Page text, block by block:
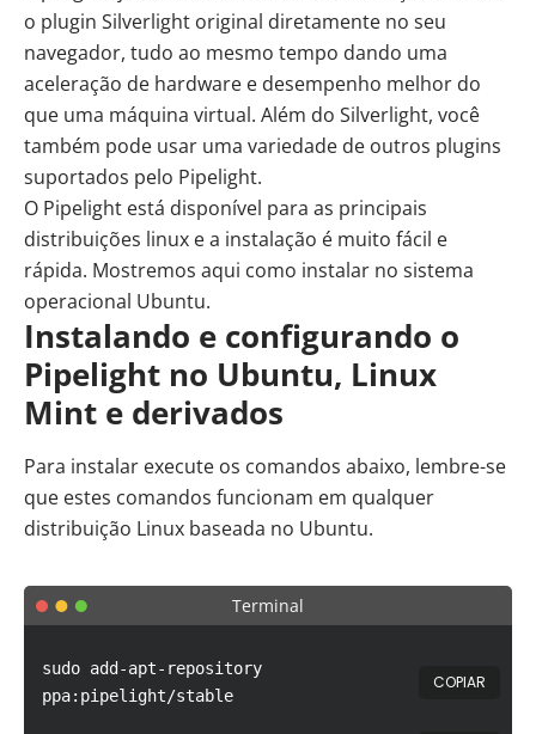
o plugin Silverlight original diretamente no seu
navegador, tudo ao mesmo tempo dando uma
aceleração de hardware e desempenho melhor do
que uma máquina virtual. Além do Silverlight, você
também pode usar uma variedade de outros plugins
suportados pelo Pipelight.
O Pipelight está disponível para as principais
distribuições linux e a instalação é muito fácil e
rápida. Mostremos aqui como instalar no sistema
operacional Ubuntu.
Instalando e configurando o
Pipelight no Ubuntu, Linux
Mint e derivados
Para instalar execute os comandos abaixo, lembre-se
que estes comandos funcionam em qualquer
distribuição Linux baseada no Ubuntu.
Terminal
sudo add-apt-repository
ppa:pipelight/stable
COPIAR